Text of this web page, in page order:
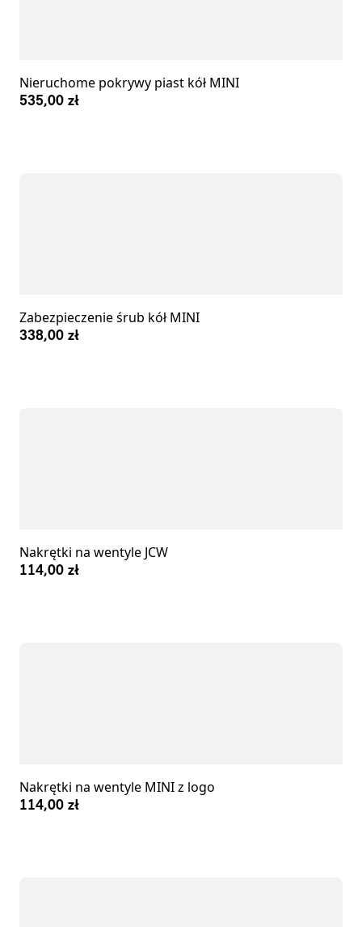
Nieruchome pokrywy piast kół MINI
535,00 zł
Zabezpieczenie śrub kół MINI
338,00 zł
Nakrętki na wentyle JCW
114,00 zł
Nakrętki na wentyle MINI z logo
114,00 zł